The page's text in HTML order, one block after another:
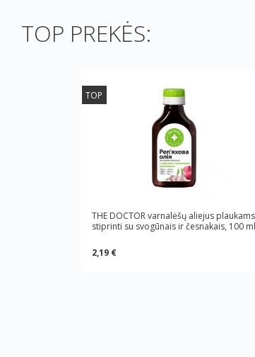
TOP PREKĖS:
TOP
THE DOCTOR varnalėšų aliejus plaukams
stiprinti su svogūnais ir česnakais, 100 ml
2,19 €